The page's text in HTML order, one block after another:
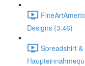
Designs (3:46)
Spreadshirt